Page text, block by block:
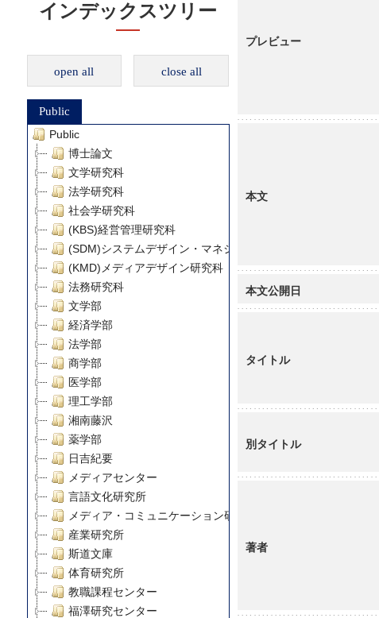
インデックスツリー
open all close all
Public
Public
博士論文
文学研究科
法学研究科
社会学研究科
(KBS)経営管理研究科
(SDM)システムデザイン・マネジメント研究科
(KMD)メディアデザイン研究科
法務研究科
文学部
経済学部
法学部
商学部
医学部
理工学部
湘南藤沢
薬学部
日吉紀要
メディアセンター
言語文化研究所
メディア・コミュニケーション研究所
産業研究所
斯道文庫
体育研究所
教職課程センター
福澤研究センター
プレビュー
本文
本文公開日
タイトル
別タイトル
著者